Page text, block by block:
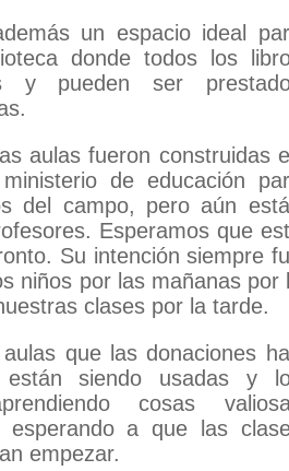
un espacio ideal
donde todos los
y pueden ser
aulas fueron construidas
de educación
del campo, pero aún
Esperamos que
Su intención siempre
niños por las mañanas por
clases por la tarde.
que las donaciones
están siendo usadas y
cosas
esperando a que las
empezar.